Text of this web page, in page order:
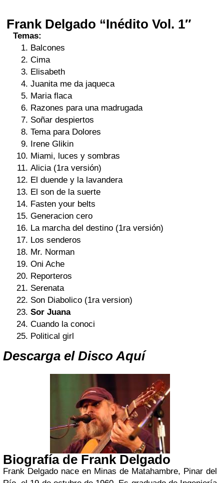
Frank Delgado “Inédito Vol. 1″
Temas:
Balcones
Cima
Elisabeth
Juanita me da jaqueca
Maria flaca
Razones para una madrugada
Soñar despiertos
Tema para Dolores
Irene Glikin
Miami, luces y sombras
Alicia (1ra versión)
El duende y la lavandera
El son de la suerte
Fasten your belts
Generacion cero
La marcha del destino (1ra versión)
Los senderos
Mr. Norman
Oni Ache
Reporteros
Serenata
Son Diabolico (1ra version)
Sor Juana
Cuando la conoci
Political girl
Descarga el Disco Aquí
Biografía de Frank Delgado
Frank Delgado nace en Minas de Matahambre, Pinar del